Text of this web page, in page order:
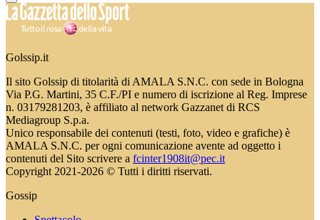
Golssip.it
Il sito Golssip di titolarità di AMALA S.N.C. con sede in Bologna
Via P.G. Martini, 35 C.F./PI e numero di iscrizione al Reg. Imprese
n. 03179281203, è affiliato al network Gazzanet di RCS
Mediagroup S.p.a.
Unico responsabile dei contenuti (testi, foto, video e grafiche) è
AMALA S.N.C. per ogni comunicazione avente ad oggetto i
contenuti del Sito scrivere a fcinter1908it@pec.it
Copyright 2021-2026 © Tutti i diritti riservati.
Gossip